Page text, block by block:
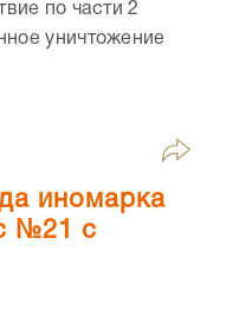
по части 2
уничтожение
иномарка
№21 с